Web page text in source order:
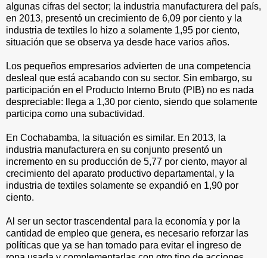
algunas cifras del sector; la industria manufacturera del país,
en 2013, presentó un crecimiento de 6,09 por ciento y la
industria de textiles lo hizo a solamente 1,95 por ciento,
situación que se observa ya desde hace varios años.
Los pequeños empresarios advierten de una competencia
desleal que está acabando con su sector. Sin embargo, su
participación en el Producto Interno Bruto (PIB) no es nada
despreciable: llega a 1,30 por ciento, siendo que solamente
participa como una subactividad.
En Cochabamba, la situación es similar. En 2013, la
industria manufacturera en su conjunto presentó un
incremento en su producción de 5,77 por ciento, mayor al
crecimiento del aparato productivo departamental, y la
industria de textiles solamente se expandió en 1,90 por
ciento.
Al ser un sector trascendental para la economía y por la
cantidad de empleo que genera, es necesario reforzar las
políticas que ya se han tomado para evitar el ingreso de